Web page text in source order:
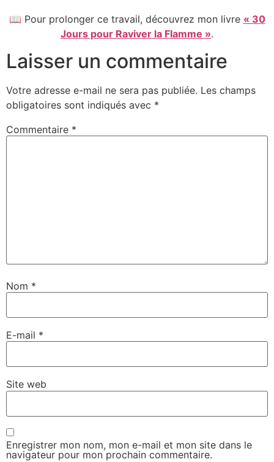
📖 Pour prolonger ce travail, découvrez mon livre « 30
Jours pour Raviver la Flamme ».
Laisser un commentaire
Votre adresse e-mail ne sera pas publiée. Les champs
obligatoires sont indiqués avec *
Commentaire *
Nom *
E-mail *
Site web
Enregistrer mon nom, mon e-mail et mon site dans le
navigateur pour mon prochain commentaire.